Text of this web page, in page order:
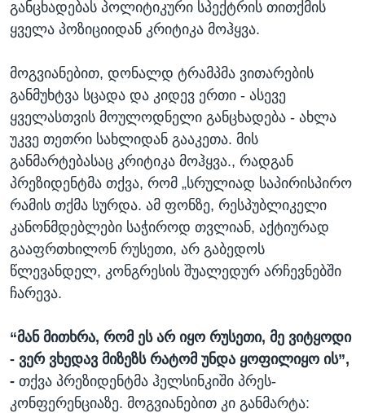
განცხადებას პოლიტიკური სპექტრის თითქმის
ყველა პოზიციიდან კრიტიკა მოჰყვა.
მოგვიანებით, დონალდ ტრამპმა ვითარების
განმუხტვა სცადა და კიდევ ერთი - ასევე
ყველასთვის მოულოდნელი განცხადება - ახლა
უკვე თეთრი სახლიდან გააკეთა. მის
განმარტებასაც კრიტიკა მოჰყვა., რადგან
პრეზიდენტმა თქვა, რომ „სრულიად საპირისპირო
რამის თქმა სურდა. ამ ფონზე, რესპუბლიკელი
კანონმდებლები საჭიროდ თვლიან, აქტიურად
გააფრთხილონ რუსეთი, არ გაბედოს
წლევანდელ, კონგრესის შუალედურ არჩევნებში
ჩარევა.
“მან მითხრა, რომ ეს არ იყო რუსეთი, მე ვიტყოდი
- ვერ ვხედავ მიზეზს რატომ უნდა ყოფილიყო ის”,
- თქვა პრეზიდენტმა ჰელსინკიში პრეს-
კონფერენციაზე. მოგვიანებით კი განმარტა: